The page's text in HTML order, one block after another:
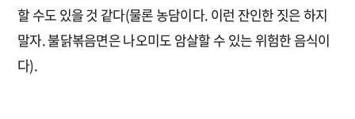
할 수도 있을 것 같다(물론 농담이다. 이런 잔인한 짓은 하지
말자. 불닭볶음면은 나오미도 암살할 수 있는 위험한 음식이
다).